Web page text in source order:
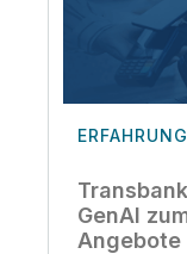
GenAI
Angebote